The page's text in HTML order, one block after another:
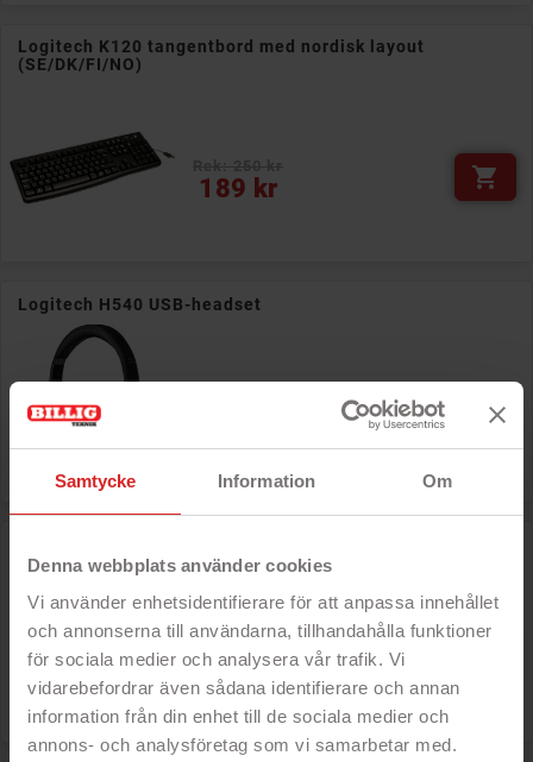
Samtycke Information Om
Denna webbplats använder cookies
Vi använder enhetsidentifierare för att anpassa innehållet
och annonserna till användarna, tillhandahålla funktioner
för sociala medier och analysera vår trafik. Vi
vidarebefordrar även sådana identifierare och annan
information från din enhet till de sociala medier och
annons- och analysföretag som vi samarbetar med.
Logitech K120 tangentbord med nordisk layout
(SE/DK/FI/NO)
189 kr
Pris 
Logitech H540 USB-headset

PRISET!
319 kr
Pris